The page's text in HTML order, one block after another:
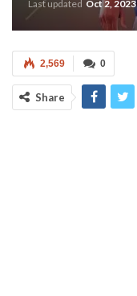
Last updated Oct 2, 2023
0
2,569
Share